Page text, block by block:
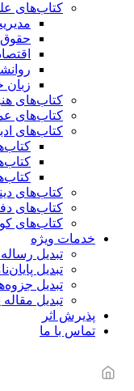
کتاب‌های
حقوق
زبان
کتاب‌های
کتاب‌های
کتاب‌های
کتاب‌های
کتاب‌های
کتاب‌های
خدمات ویژه
تبدیل
تبدیل
تبدیل
تبدیل
پذیرش اثر
تماس با ما